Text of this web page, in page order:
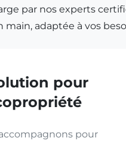
par nos experts
main, adaptée à vos
pour
pour